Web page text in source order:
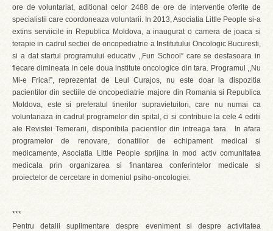
ore de voluntariat, aditional celor 2488 de ore de interventie oferite de
specialistii care coordoneaza voluntarii. In 2013, Asociatia Little People si-a
extins serviicile in Republica Moldova, a inaugurat o camera de joaca si
terapie in cadrul sectiei de oncopediatrie a Institutului Oncologic Bucuresti,
si a dat startul programului educativ ,,Fun School” care se desfasoara in
fiecare dimineata in cele doua institute oncologice din tara. Programul ,,Nu
Mi-e Frica!”, reprezentat de Leul Curajos, nu este doar la dispozitia
pacientilor din sectiile de oncopediatrie majore din Romania si Republica
Moldova, este si preferatul tinerilor supravietuitori, care nu numai ca
voluntariaza in cadrul programelor din spital, ci si contribuie la cele 4 editii
ale Revistei Temerarii, disponibila pacientilor din intreaga tara. In afara
programelor de renovare, donatiilor de echipament medical si
medicamente, Asociatia Little People sprijina in mod activ comunitatea
medicala prin organizarea si finantarea conferintelor medicale si
proiectelor de cercetare in domeniul psiho-oncologiei.
***
Pentru detalii suplimentare despre eveniment si despre activitatea